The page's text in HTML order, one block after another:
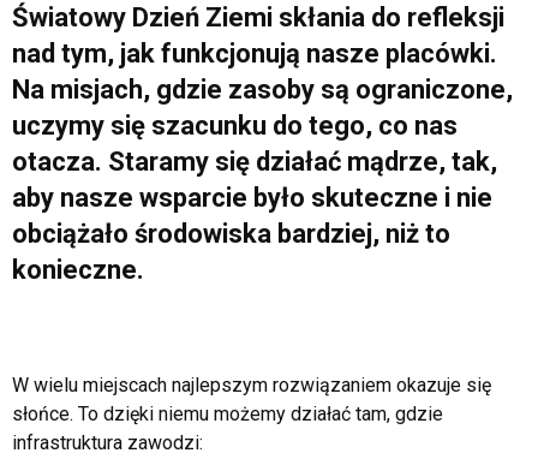
Światowy Dzień Ziemi skłania do refleksji
nad tym, jak funkcjonują nasze placówki.
Na misjach, gdzie zasoby są ograniczone,
uczymy się szacunku do tego, co nas
otacza. Staramy się działać mądrze, tak,
aby nasze wsparcie było skuteczne i nie
obciążało środowiska bardziej, niż to
konieczne.
W wielu miejscach najlepszym rozwiązaniem okazuje się
słońce. To dzięki niemu możemy działać tam, gdzie
infrastruktura zawodzi: